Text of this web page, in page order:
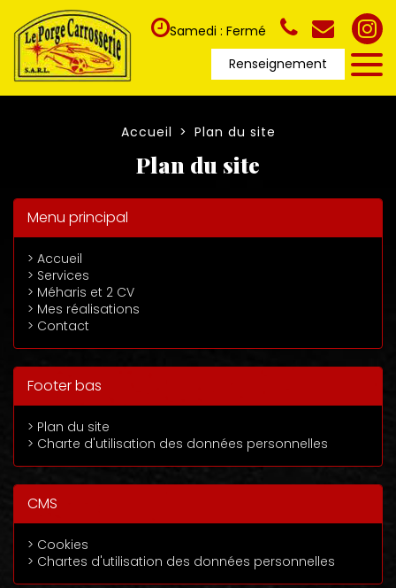
Samedi : Fermé
Renseignement
Accueil Plan du site
Plan du site
Menu principal
> Accueil
> Services
> Méharis et 2 CV
> Mes réalisations
> Contact
Footer bas
> Plan du site
> Charte d'utilisation des données personnelles
CMS
> Cookies
> Chartes d'utilisation des données personnelles